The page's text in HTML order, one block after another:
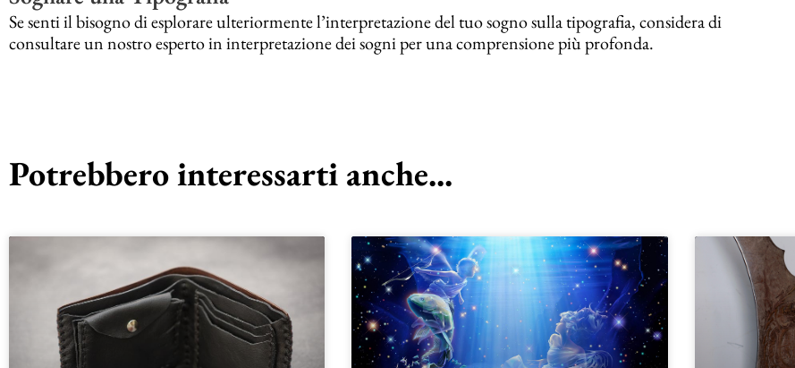
Se senti il bisogno di esplorare ulteriormente l’interpretazione del tuo sogno sulla tipografia, considera di
consultare un nostro esperto in interpretazione dei sogni per una comprensione più profonda.
Potrebbero interessarti anche...